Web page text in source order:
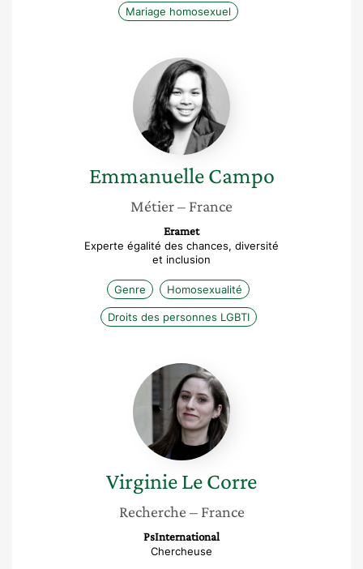
Mariage homosexuel
Emmanuelle
Campo
Emmanuelle Campo
Métier– France
Eramet
Experte égalité des chances, diversité
et inclusion
Genre Homosexualité
Droits des personnes LGBTI
Virginie
Le
Corre
VirginieLe Corre
Recherche – France
PsInternational
Chercheuse